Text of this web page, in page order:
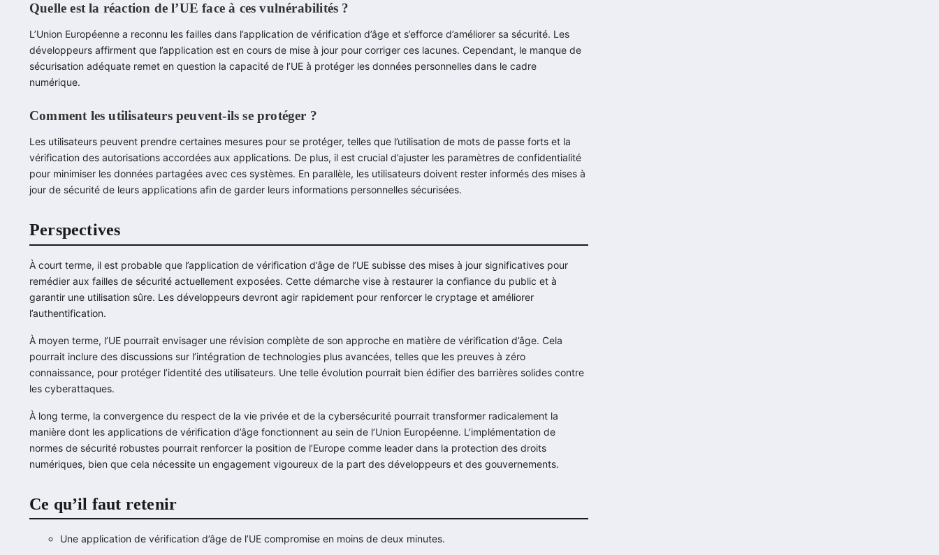
Quelle est la réaction de l’UE face à ces vulnérabilités ?
L’Union Européenne a reconnu les failles dans l’application de vérification d’âge et s’efforce d’améliorer sa sécurité. Les
développeurs affirment que l’application est en cours de mise à jour pour corriger ces lacunes. Cependant, le manque de
sécurisation adéquate remet en question la capacité de l’UE à protéger les données personnelles dans le cadre
numérique.
Comment les utilisateurs peuvent-ils se protéger ?
Les utilisateurs peuvent prendre certaines mesures pour se protéger, telles que l’utilisation de mots de passe forts et la
vérification des autorisations accordées aux applications. De plus, il est crucial d’ajuster les paramètres de confidentialité
pour minimiser les données partagées avec ces systèmes. En parallèle, les utilisateurs doivent rester informés des mises à
jour de sécurité de leurs applications afin de garder leurs informations personnelles sécurisées.
Perspectives
À court terme, il est probable que l’application de vérification d’âge de l’UE subisse des mises à jour significatives pour
remédier aux failles de sécurité actuellement exposées. Cette démarche vise à restaurer la confiance du public et à
garantir une utilisation sûre. Les développeurs devront agir rapidement pour renforcer le cryptage et améliorer
l’authentification.
À moyen terme, l’UE pourrait envisager une révision complète de son approche en matière de vérification d’âge. Cela
pourrait inclure des discussions sur l’intégration de technologies plus avancées, telles que les preuves à zéro
connaissance, pour protéger l’identité des utilisateurs. Une telle évolution pourrait bien édifier des barrières solides contre
les cyberattaques.
À long terme, la convergence du respect de la vie privée et de la cybersécurité pourrait transformer radicalement la
manière dont les applications de vérification d’âge fonctionnent au sein de l’Union Européenne. L’implémentation de
normes de sécurité robustes pourrait renforcer la position de l’Europe comme leader dans la protection des droits
numériques, bien que cela nécessite un engagement vigoureux de la part des développeurs et des gouvernements.
Ce qu’il faut retenir
Une application de vérification d’âge de l’UE compromise en moins de deux minutes.